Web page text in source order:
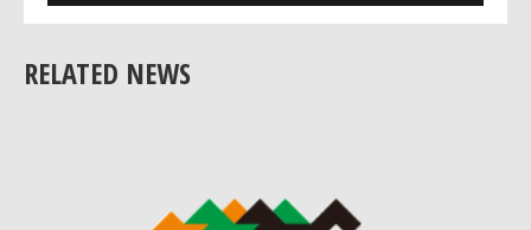
です。後半は、点差もなかったので、敵陣で戦う事だけを考え
──ハーフタイムにどんな指示を？
「先週のNECさん、今週ヤマハさんと大きいＦＷに対抗できて
いると思います。手ごたえというか、自信にはなっています」
RELATED NEWS